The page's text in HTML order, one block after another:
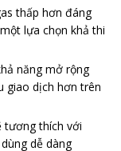
thấp hơn đáng
lựa chọn khả thi
năng mở rộng
giao dịch hơn trên
tương thích với
dễ dàng